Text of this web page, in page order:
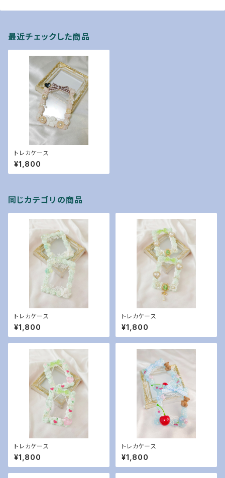
最近チェックした商品
トレカケース
¥1,800
同じカテゴリの商品
トレカケース
¥1,800
トレカケース
¥1,800
トレカケース
¥1,800
トレカケース
¥1,800